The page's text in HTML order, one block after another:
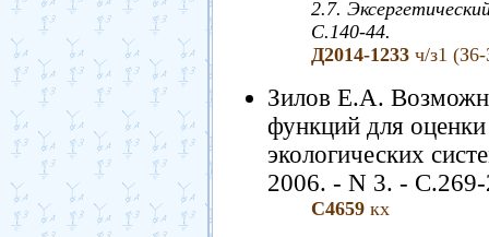
2.7.
С.140-44.
Д2014-1233 ч/з1
Зилов Е.А.
функций для
экологических
2006. - N 3. -
С4659 кх